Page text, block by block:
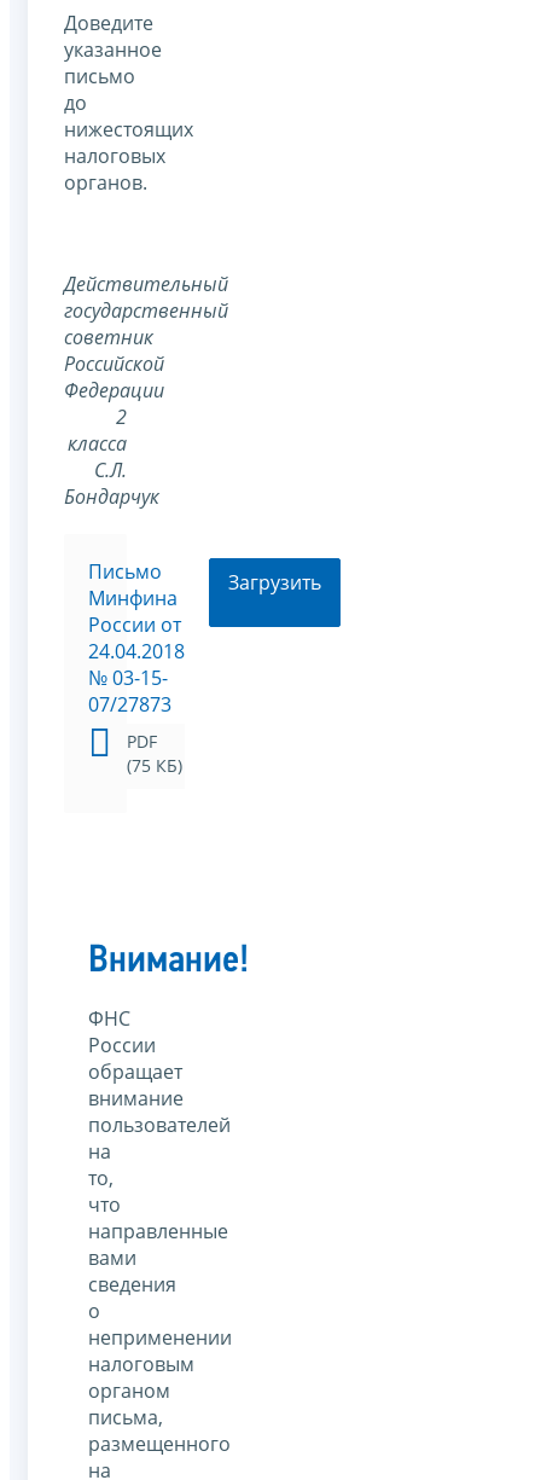
Доведите
указанное
письмо
до
нижестоящих
налоговых
органов.
Действительный
государственный
советник
Российской
Федерации
2
класса
С.Л.
Бондарчук
Письмо
Минфина
России от
24.04.2018
№ 03-15-
07/27873
PDF
(75 КБ)
Загрузить
Внимание!
ФНС
России
обращает
внимание
пользователей
на
то,
что
направленные
вами
сведения
о
неприменении
налоговым
органом
письма,
размещенного
на